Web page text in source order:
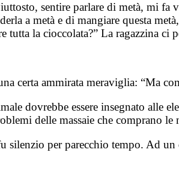
sentire parlare di metà, mi
a metà e di mangiare questa
la cioccolata?” La ragazzina ci
certa ammirata meraviglia: “Ma
dovrebbe essere insegnato alle
delle massaie che comprano le
silenzio per parecchio tempo. Ad